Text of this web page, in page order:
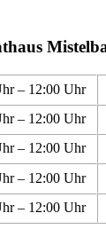
– 12:00 Uhr
– 12:00 Uhr
– 12:00 Uhr
– 12:00 Uhr
– 12:00 Uhr